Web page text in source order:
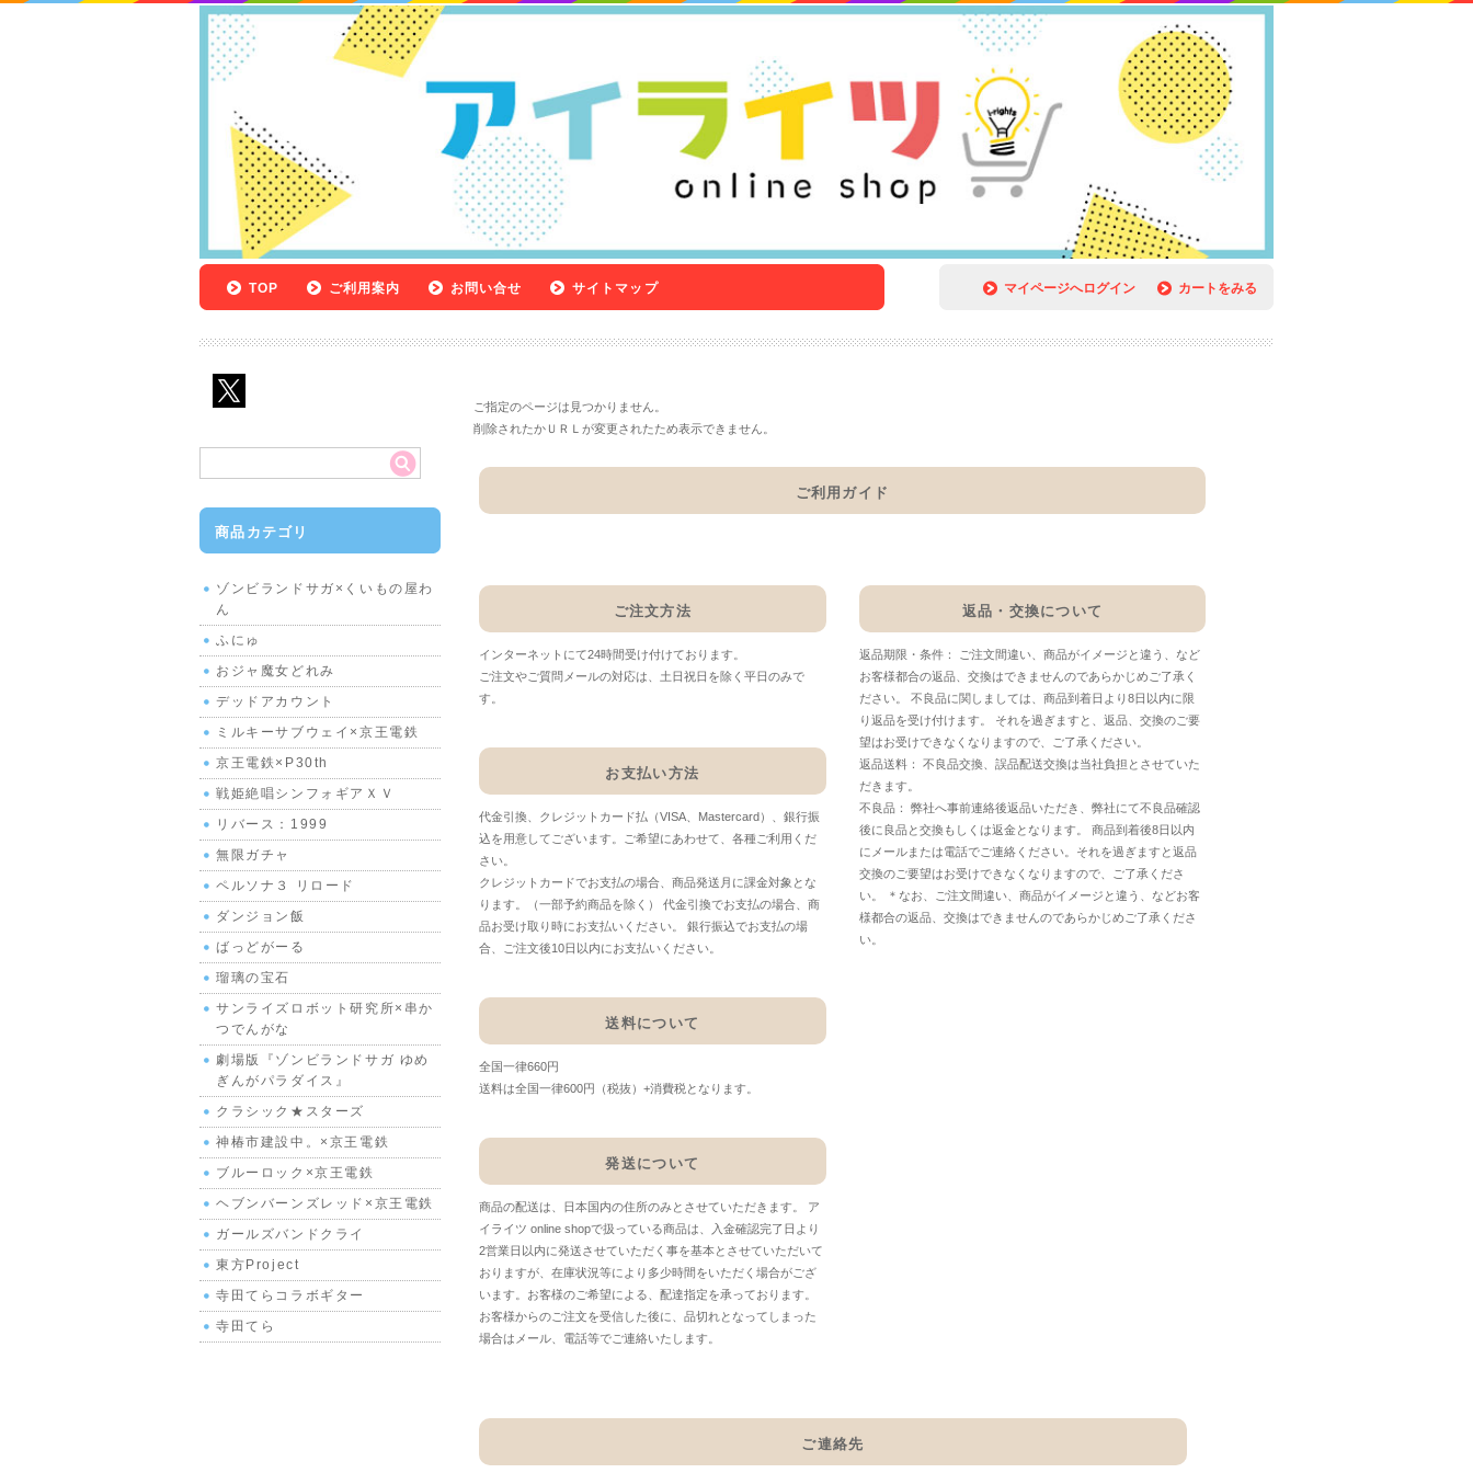
マイページへログイン カートをみる
TOP ご利用案内 お問い合せ サイトマップ
ご指定のページは見つかりません。
削除されたかＵＲＬが変更されたため表示できません。
ご利用ガイド
ご注文方法
インターネットにて24時間受け付けております。
ご注文やご質問メールの対応は、土日祝日を除く平日のみで
す。
お支払い方法
代金引換、クレジットカード払（VISA、Mastercard）、銀行振
込を用意してございます。ご希望にあわせて、各種ご利用くだ
さい。
クレジットカードでお支払の場合、商品発送月に課金対象とな
ります。（一部予約商品を除く） 代金引換でお支払の場合、商
品お受け取り時にお支払いください。 銀行振込でお支払の場
合、ご注文後10日以内にお支払いください。
送料について
全国一律660円
送料は全国一律600円（税抜）+消費税となります。
発送について
商品の配送は、日本国内の住所のみとさせていただきます。 ア
イライツ online shopで扱っている商品は、入金確認完了日より
2営業日以内に発送させていただく事を基本とさせていただいて
おりますが、在庫状況等により多少時間をいただく場合がござ
います。お客様のご希望による、配達指定を承っております。
お客様からのご注文を受信した後に、品切れとなってしまった
場合はメール、電話等でご連絡いたします。
返品・交換について
返品期限・条件： ご注文間違い、商品がイメージと違う、など
お客様都合の返品、交換はできませんのであらかじめご了承く
ださい。 不良品に関しましては、商品到着日より8日以内に限
り返品を受け付けます。 それを過ぎますと、返品、交換のご要
望はお受けできなくなりますので、ご了承ください。
返品送料： 不良品交換、誤品配送交換は当社負担とさせていた
だきます。
不良品： 弊社へ事前連絡後返品いただき、弊社にて不良品確認
後に良品と交換もしくは返金となります。 商品到着後8日以内
にメールまたは電話でご連絡ください。それを過ぎますと返品
交換のご要望はお受けできなくなりますので、ご了承くださ
い。 ＊なお、ご注文間違い、商品がイメージと違う、などお客
様都合の返品、交換はできませんのであらかじめご了承くださ
い。
ご連絡先
商品カテゴリ
ゾンビランドサガ×くいもの屋わ
ん
ふにゅ
おジャ魔女どれみ
デッドアカウント
ミルキーサブウェイ×京王電鉄
京王電鉄×P30th
戦姫絶唱シンフォギアＸＶ
リバース：1999
無限ガチャ
ペルソナ３ リロード
ダンジョン飯
ばっどがーる
瑠璃の宝石
サンライズロボット研究所×串か
つでんがな
劇場版『ゾンビランドサガ ゆめ
ぎんがパラダイス』
クラシック★スターズ
神椿市建設中。×京王電鉄
ブルーロック×京王電鉄
ヘブンバーンズレッド×京王電鉄
ガールズバンドクライ
東方Project
寺田てらコラボギター
寺田てら